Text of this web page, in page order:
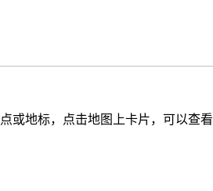
或地标，点击地图上卡片，可以查看